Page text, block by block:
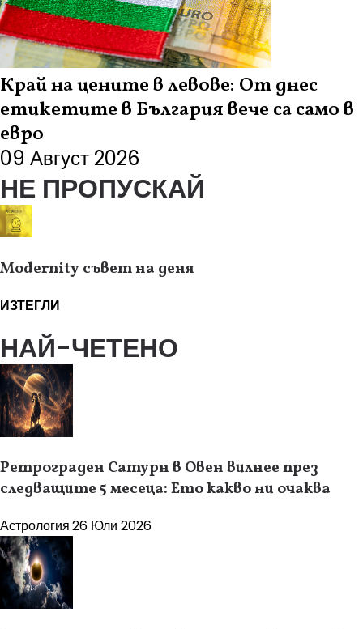
Край на цените в левове: От днес
етикетите в България вече са само в
евро
09 Август 2026
НЕ ПРОПУСКАЙ
Modernity съвет на деня
ИЗТЕГЛИ
НАЙ-ЧЕТЕНО
Ретрограден Сатурн в Овен вилнее през
следващите 5 месеца: Ето какво ни очаква
Астрология26 Юли 2026